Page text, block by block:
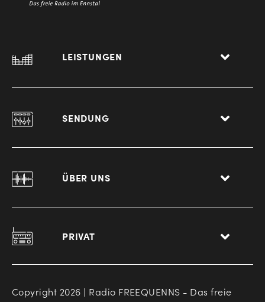
LEISTUNGEN
SENDUNG
ÜBER UNS
PRIVAT
Copyright 2026 | Radio FREEQUENNS - Das freie